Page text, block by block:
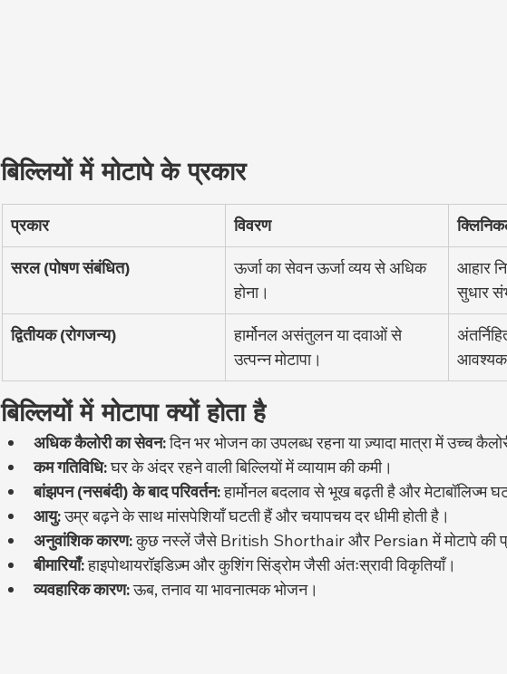
बिल्लियों में मोटापे के प्रकार
प्रकार विवरण
सरल (पोषण संबंधित)
ऊर्जा का सेवन ऊर्जा व्यय से अधिक
होना।
आहार
सुधार
द्वितीयक (रोगजन्य)
हार्मोनल असंतुलन या दवाओं से
उत्पन्न मोटापा।
बिल्लियों में मोटापा क्यों होता है
अधिक कैलोरी का सेवन: दिन भर भोजन का उपलब्ध रहना या ज़्यादा मात्रा में उच्च
कम गतिविधि: घर के अंदर रहने वाली बिल्लियों में व्यायाम की कमी।
बांझपन (नसबंदी) के बाद परिवर्तन: हार्मोनल बदलाव से भूख बढ़ती है और मेटाबॉलिज्म
आयु: उम्र बढ़ने के साथ मांसपेशियाँ घटती हैं और चयापचय दर धीमी होती है।
अनुवांशिक कारण: कुछ नस्लें जैसे British Shorthair और Persian में मोटापे की
बीमारियाँ: हाइपोथायरॉइडिज़्म और कुशिंग सिंड्रोम जैसी अंतःस्रावी विकृतियाँ।
व्यवहारिक कारण: ऊब, तनाव या भावनात्मक भोजन।